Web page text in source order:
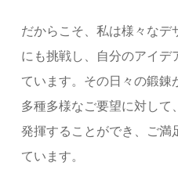
だからこそ、私は様々なデ
にも挑戦し、自分のアイデ
ています。その日々の鍛錬
多種多様なご要望に対して
発揮することができ、ご満
ています。